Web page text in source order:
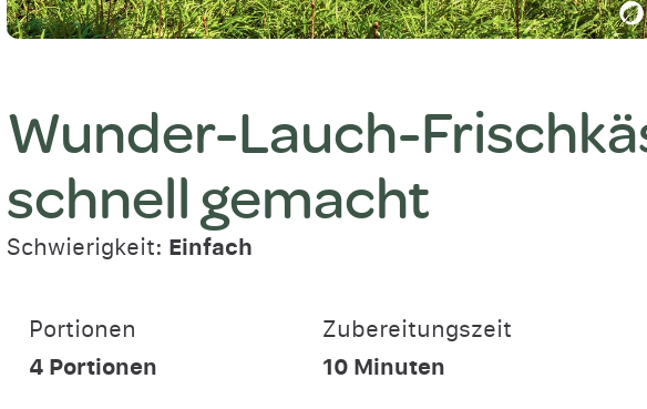
Wunder-Lauch-
schnell gemacht
Schwierigkeit: Einfach
Portionen
4 Portionen
Zubereitungszeit
10 Minuten